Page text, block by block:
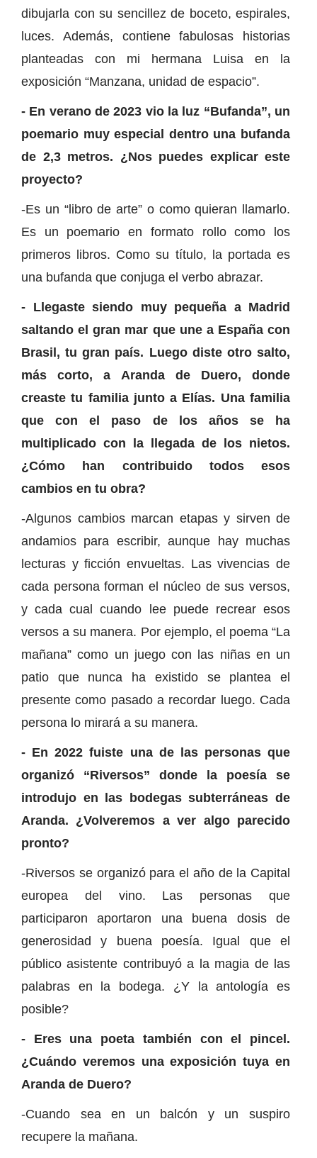
dibujarla con su sencillez de boceto, espirales,
luces. Además, contiene fabulosas historias
planteadas con mi hermana Luisa en la
exposición “Manzana, unidad de espacio”.
- En verano de 2023 vio la luz “Bufanda”, un
poemario muy especial dentro una bufanda
de 2,3 metros. ¿Nos puedes explicar este
proyecto?
-Es un “libro de arte” o como quieran llamarlo.
Es un poemario en formato rollo como los
primeros libros. Como su título, la portada es
una bufanda que conjuga el verbo abrazar.
- Llegaste siendo muy pequeña a Madrid
saltando el gran mar que une a España con
Brasil, tu gran país. Luego diste otro salto,
más corto, a Aranda de Duero, donde
creaste tu familia junto a Elías. Una familia
que con el paso de los años se ha
multiplicado con la llegada de los nietos.
¿Cómo han contribuido todos esos
cambios en tu obra?
-Algunos cambios marcan etapas y sirven de
andamios para escribir, aunque hay muchas
lecturas y ficción envueltas. Las vivencias de
cada persona forman el núcleo de sus versos,
y cada cual cuando lee puede recrear esos
versos a su manera. Por ejemplo, el poema “La
mañana” como un juego con las niñas en un
patio que nunca ha existido se plantea el
presente como pasado a recordar luego. Cada
persona lo mirará a su manera.
- En 2022 fuiste una de las personas que
organizó “Riversos” donde la poesía se
introdujo en las bodegas subterráneas de
Aranda. ¿Volveremos a ver algo parecido
pronto?
-Riversos se organizó para el año de la Capital
europea del vino. Las personas que
participaron aportaron una buena dosis de
generosidad y buena poesía. Igual que el
público asistente contribuyó a la magia de las
palabras en la bodega. ¿Y la antología es
posible?
- Eres una poeta también con el pincel.
¿Cuándo veremos una exposición tuya en
Aranda de Duero?
-Cuando sea en un balcón y un suspiro
recupere la mañana.